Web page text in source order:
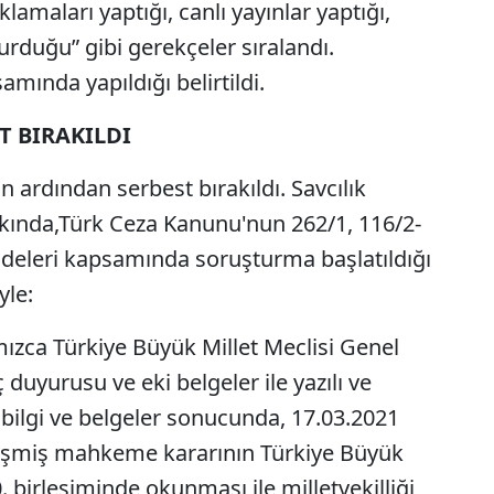
yaptığı, canlı yayınlar yaptığı,
gibi gerekçeler sıralandı.
yapıldığı belirtildi.
BIRAKILDI
serbest bırakıldı. Savcılık
Ceza Kanunu'nun 262/1, 116/2-
kapsamında soruşturma başlatıldığı
Türkiye Büyük Millet Meclisi Genel
ve eki belgeler ile yazılı ve
ve belgeler sonucunda, 17.03.2021
mahkeme kararının Türkiye Büyük
birleşiminde okunması ile milletvekilliği